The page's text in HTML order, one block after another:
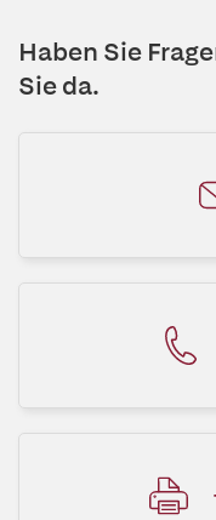
Haben Sie
Sie da.